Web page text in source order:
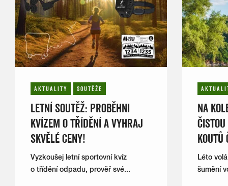
AKTUALITY SOUTĚŽE
LETNÍ SOUTĚŽ: PROBĚHNI
KVÍZEM O TŘÍDĚNÍ A VYHRAJ
SKVĚLÉ CENY!
Vyzkoušej letní sportovní kvíz
o třídění odpadu, prověř své...
NA
KOUTŮ
Léto
šumění